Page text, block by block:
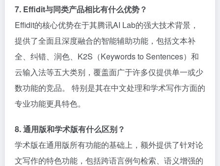
7. Effidit与同类产品相比有什么优势？
Effidit的核心优势在于其腾讯AI Lab的强大技术背景，
提供了全面且深度融合的智能辅助功能，包括文本补
全、纠错、润色、K2S（Keywords to Sentences）和
云输入法等五大类别，覆盖面广于许多仅提供单一或少
数功能的竞品。 特别是其在中文处理和学术写作方面的
专业功能更具特色。
8. 通用版和学术版有什么区别？
学术版在通用版所有功能的基础上，额外提供了针对论
文写作的特色功能，包括跨语言例句检索、语义增强的